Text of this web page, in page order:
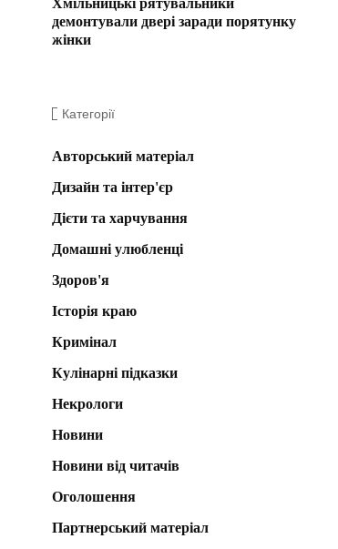
демонтували двері заради порятунку
жінки
Категорії
Авторський матеріал
Дизайн та інтер'єр
Дієти та харчування
Домашні улюбленці
Здоров'я
Історія краю
Кримінал
Кулінарні підказки
Некрологи
Новини
Новини від читачів
Оголошення
Партнерський матеріал